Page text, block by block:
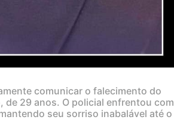
comunicar o falecimento do
de 29 anos. O policial enfrentou com
seu sorriso inabalável até o